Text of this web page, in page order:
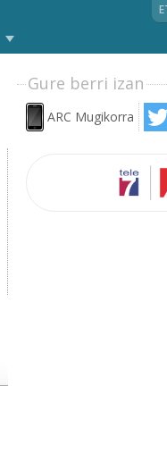
Gure berri izan
ARC Mugikorra